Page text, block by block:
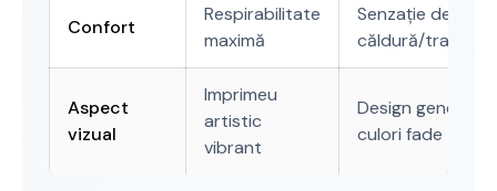
Confort
Respirabilitate
maximă
Senzație de
căldură/
Aspect
vizual
Imprimeu
artistic
vibrant
Design generic,
culori fade